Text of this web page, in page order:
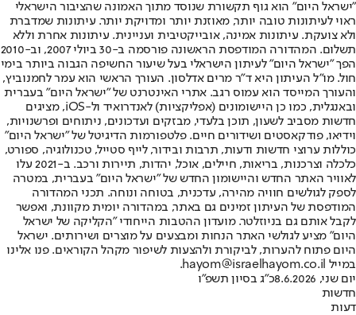
"ישראל היום" הוא גוף תקשורת שנוסד מתוך האמונה שהציבור הישראלי
ראוי לעיתונות טובה יותר, מאוזנת יותר ומדויקת יותר. עיתונות שמדברת
ולא צועקת. עיתונות אמינה, אובייקטיבית ועניינית. עיתונות אחרת וללא
תשלום. המהדורה המודפסת הראשונה פורסמה ב-30 ביולי 2007, וב-2010
הפך "ישראל היום" לעיתון הישראלי בעל שיעור החשיפה הגבוה ביותר בימי
חול. מו"ל העיתון היא ד"ר מרים אדלסון. העורך הראשי הוא עמר לחמנוביץ,
והעורך המייסד הוא עמוס רגב. אתרי האינטרנט של "ישראל היום" בעברית
ובאנגלית, כמו כן היישומונים (אפליקציות) לאנדרואיד ול-iOS, מציגים
חדשות מסביב לשעון, תוכן בלעדי, מבזקים ועדכונים, ניתוחים ופרשנויות,
וידיאו, פודקאסטים ושידורים חיים. פלטפורמות הדיגיטל של "ישראל היום"
כוללות ערוצי חדשות ודעות, תרבות ובידור, לייף סטייל, טכנולוגיה, ספורט,
כלכלה וצרכנות, בריאות, חיילים, אוכל, יהדות, תיירות ורכב. ב-2021 עלו
לאוויר האתר החדש והיישומון החדש של "ישראל היום" בעברית, במטרה
לספק לגולשים חוויה מהירה, עדכנית, בטוחה ונוחה. תכני המהדורה
המודפסת של העיתון זמינים גם באתר, במהדורה יומית מקוונת, ואפשר
לקבל אותם גם בניוזלטר. מועדון ההטבות הייחודי "הקליקה של ישראל
היום" מציע לגולשי האתר הנחות ומבצעים על מוצרים ושירותים. ישראל
היום פתוח להערות, לביקורת ולהצעות לשיפור מקהל הקוראים. פנו אלינו
במייל hayom@israelhayom.co.il.
יום שני, 8.6.2026
כ"ג בסיון תשפ"ו
חדשות
דעות